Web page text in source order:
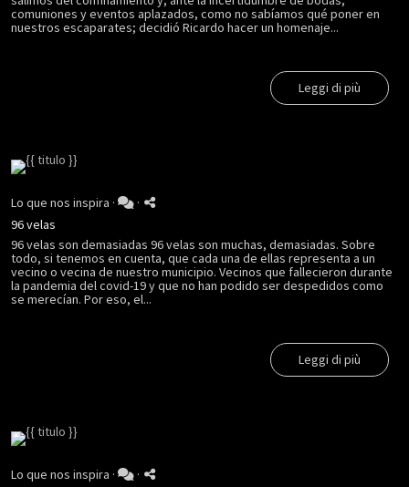
comuniones y eventos aplazados, como no sabíamos qué poner en
nuestros escaparates; decidió Ricardo hacer un homenaje...
Leggi di più
Lo que nos inspira ·
·
96 velas
96 velas son demasiadas 96 velas son muchas, demasiadas. Sobre
todo, si tenemos en cuenta, que cada una de ellas representa a un
vecino o vecina de nuestro municipio. Vecinos que fallecieron durante
la pandemia del covid-19 y que no han podido ser despedidos como
se merecían. Por eso, el...
Leggi di più
Lo que nos inspira ·
·